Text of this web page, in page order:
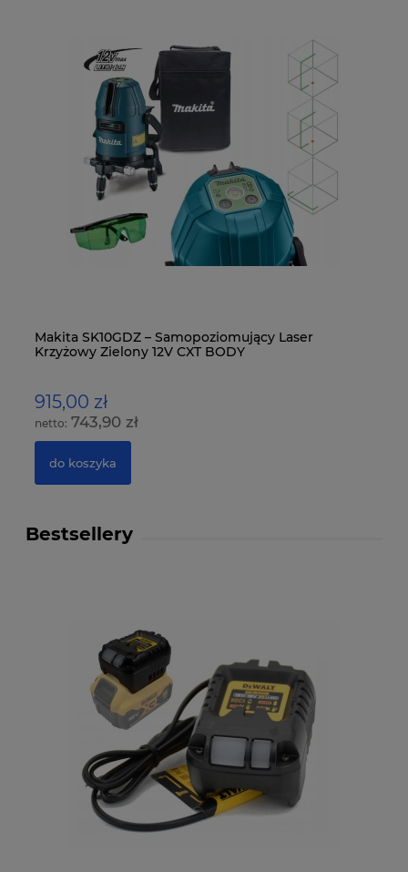
Makita SK10GDZ – Samopoziomujący Laser
Krzyżowy Zielony 12V CXT BODY
915,00 zł
743,90 zł
do koszyka
Bestsellery